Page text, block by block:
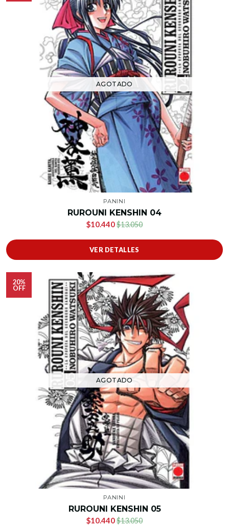
AGOTADO
PANINI
RUROUNI KENSHIN 04
$10.440$13.050
VER DETALLES
20%
OFF
AGOTADO
PANINI
RUROUNI KENSHIN 05
$10.440$13.050